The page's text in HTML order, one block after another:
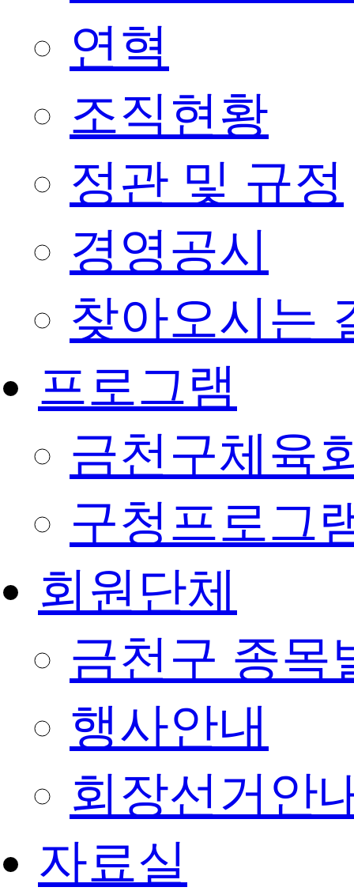
연혁
조직현황
정관 및 규정
경영공시
찾아오시는
프로그램
금천구체육
구청프로그
회원단체
금천구 종목
행사안내
회장선거안
자료실